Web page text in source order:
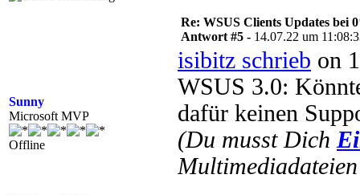
Sunny
Microsoft MVP
Offline
Re: WSUS Clients Updates bei
Antwort #5 - 14.07.22 um
isibitz schrieb on
WSUS 3.0:
dafür keinen
(Du musst Dich